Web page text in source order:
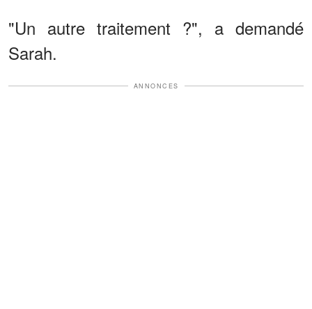
"Un autre traitement ?", a demandé
Sarah.
ANNONCES